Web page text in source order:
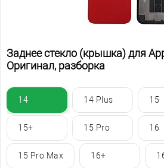
Заднее стекло (крышка) для
Оригинал, разборка
14 14 Plus 15
15+ 15 Pro 16
15 Pro Max 16+